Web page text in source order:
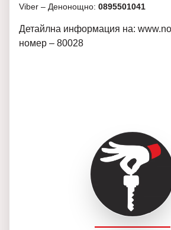
Viber – Денонощно: 0895501041
Детайлна информация на:
номер – 80028